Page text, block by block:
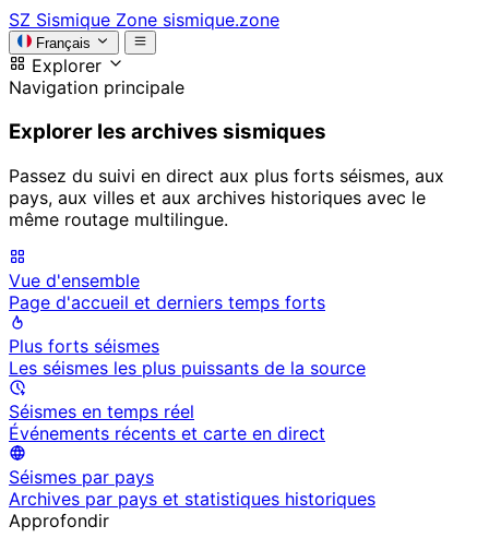
SZ Sismique Zone sismique.zone
Français
Explorer
Navigation principale
Explorer les archives sismiques
Passez du suivi en direct aux plus forts séismes, aux
pays, aux villes et aux archives historiques avec le
même routage multilingue.
Vue d'ensemble
Page d'accueil et derniers temps forts
Plus forts séismes
Les séismes les plus puissants de la source
Séismes en temps réel
Événements récents et carte en direct
Séismes par pays
Archives par pays et statistiques historiques
Approfondir